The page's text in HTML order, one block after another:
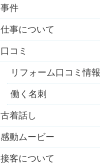
事件
仕事について
口コミ
リフォーム口コミ情報
働く名刺
古着話し
感動ムービー
接客について